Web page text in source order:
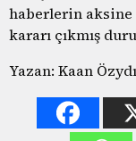
haberlerin
kararı çıkmış
Yazan: Kaan